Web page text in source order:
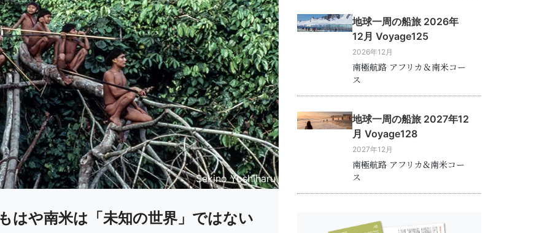
Sekino Yoshiharu
はや南米は「未知の世界」ではない
地球一周の船旅 2026年
12月 Voyage125
2026年12月
南極航路 アフリカ＆南米コー
ス
地球一周の船旅 2027年12
月 Voyage128
2027年12月
南極航路 アフリカ&南米コー
ス